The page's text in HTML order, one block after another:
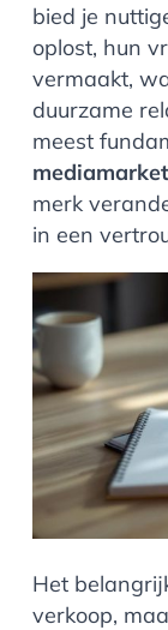
bied je
oplost, hun
vermaakt,
duurzame
meest
merk
in een
Het
verkoop,